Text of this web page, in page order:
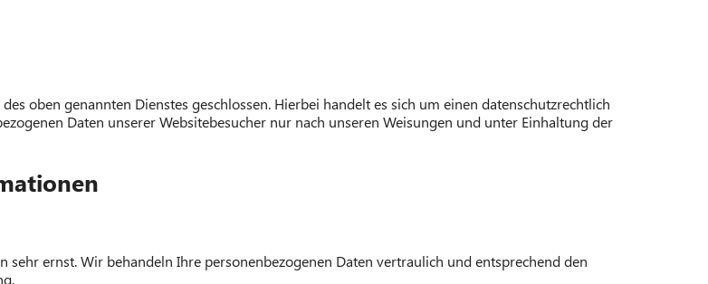
oben genannten Dienstes geschlossen. Hierbei handelt es sich um einen datenschutzrechtlich
Daten unserer Websitebesucher nur nach unseren Weisungen und unter Einhaltung der
ernst. Wir behandeln Ihre personenbezogenen Daten vertraulich und entsprechend den